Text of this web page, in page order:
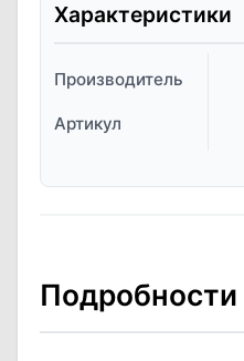
Характеристики
Производитель
Артикул
Подробности